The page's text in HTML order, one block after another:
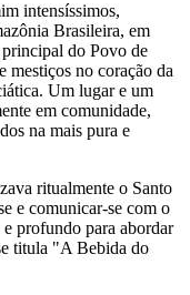
intensíssimos,
Brasileira, em
do Povo de
mestiços no coração da
Um lugar e um
em comunidade,
na mais pura e
ritualmente o Santo
e comunicar-se com o
profundo para abordar
titula "A Bebida do